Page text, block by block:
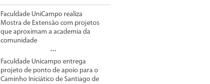
Faculdade UniCampo realiza
Mostra de Extensão com projetos
que aproximam a academia da
comunidade
Faculdade Unicampo entrega
projeto de ponto de apoio para o
Caminho Iniciático de Santiago de